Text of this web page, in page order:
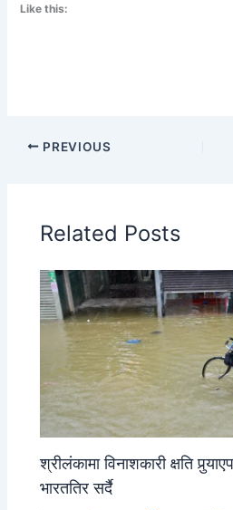
Like this:
PREVIOUS
Related Posts
श्रीलंकामा विनाशकारी क्षति
भारततिर सर्दै